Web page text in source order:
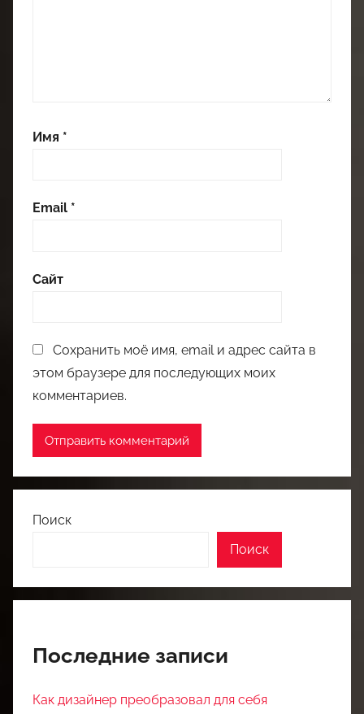
Имя *
Email *
Сайт
Сохранить моё имя, email и адрес сайта в
этом браузере для последующих моих
комментариев.
Поиск
Поиск
Последние записи
Как дизайнер преобразовал для себя